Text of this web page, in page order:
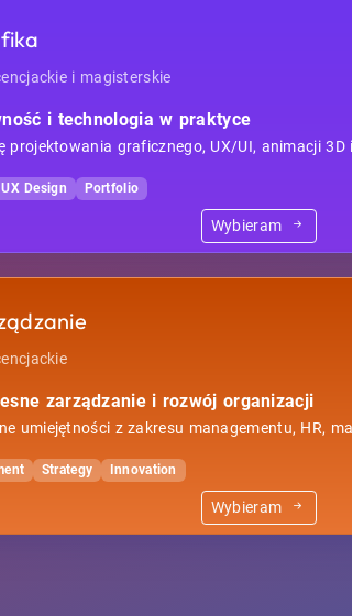
i magisterskie
i technologia w praktyce
projektowania graficznego, UX/UI, animacji
UX Design Portfolio
Wybieram
zarządzanie i rozwój organizacji
umiejętności z zakresu managementu, HR,
Strategy Innovation
Wybieram